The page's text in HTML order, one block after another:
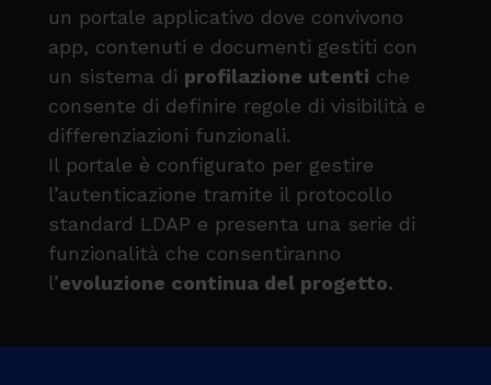
un portale applicativo dove convivono
app, contenuti e documenti gestiti con
un sistema di profilazione utenti che
consente di definire regole di visibilità e
differenziazioni funzionali.
Il portale è configurato per gestire
l’autenticazione tramite il protocollo
standard LDAP e presenta una serie di
funzionalità che consentiranno
l’evoluzione continua del progetto.